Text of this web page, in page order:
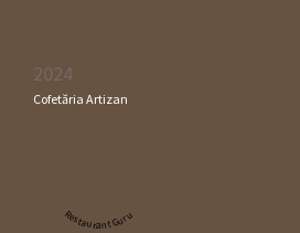
2024
Cofetăria Artizan
Restaurant Guru